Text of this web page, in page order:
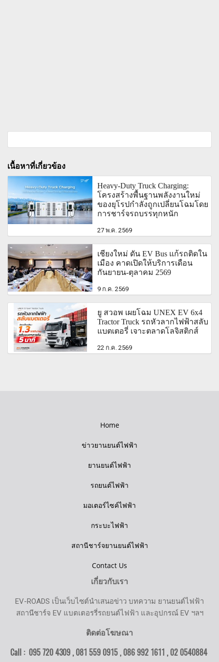
เนื้อหาที่เกี่ยวข้อง
Heavy-Duty Truck Charging:
โครงสร้างพื้นฐานพลังงานใหม่
ของยุโรปกำลังถูกเปลี่ยนโฉมโดย
การชาร์จรถบรรทุกหนัก
27 พ.ค. 2569
เชียงใหม่ ดัน EV Bus แก้รถติดใน
เมือง คาดเปิดให้บริการเดือน
กันยายน-ตุุลาคม 2569
9 ก.ค. 2569
ยู สวอพ เผยโฉม UNEX EV 6x4
Tractor Truck รถหัวลากไฟฟ้าสลับ
แบตเตอรี่ เจาะตลาดโลจิสติกส์
22 ก.ค. 2569
Home
ข่าวยานยนต์ไฟฟ้า
ยานยนต์ไฟฟ้า
รถยนต์ไฟฟ้า
มอเตอร์ไซค์ไฟฟ้า
กระบะไฟฟ้า
สถานีชาร์จยานยนต์ไฟฟ้า
Contact Us
เกี่ยวกับเรา
EV-ROADS เป็นเว็บไซต์นำเสนอข่าว บทความ ยานยนต์ไฟฟ้า
สถานีชาร์จ EV แบตเตอรรี่รถยนต์ไฟฟ้า และอุปกรณ์ EV ฯลฯ
ติดต่อโฆษณา
Call : 095 720 4309 , 081 559 0915 , 086 992 1611 ,02 0540884